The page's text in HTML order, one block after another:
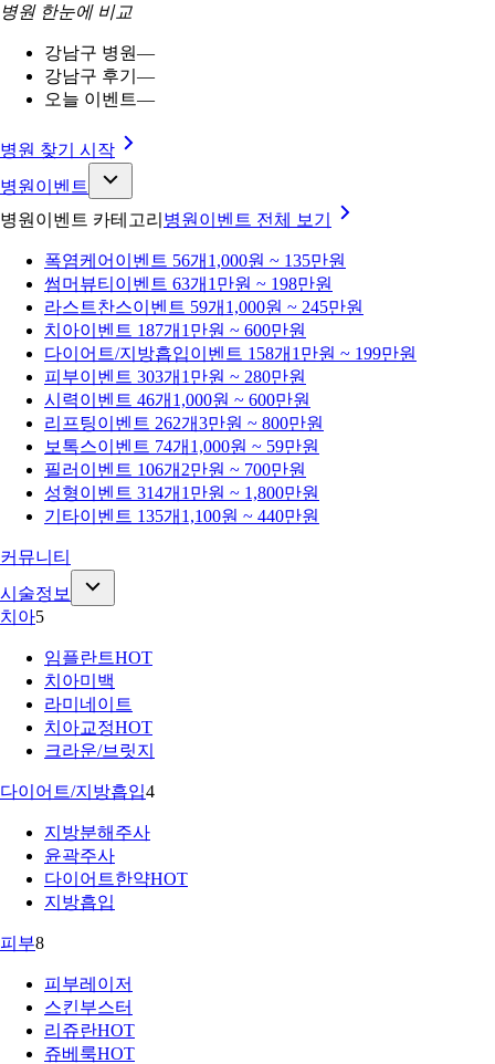
병원 한눈에 비교
강남구 병원—
강남구 후기 —
오늘 이벤트—
병원 찾기 시작
병원이벤트
병원이벤트 카테고리 병원이벤트 전체 보기
폭염케어 이벤트 56개 1,000원 ~ 135만원
썸머뷰티 이벤트 63개 1만원 ~ 198만원
라스트찬스이벤트 59개 1,000원 ~ 245만원
치아이벤트 187개 1만원 ~ 600만원
다이어트/지방흡입이벤트 158개 1만원 ~ 199만원
피부이벤트 303개 1만원 ~ 280만원
시력이벤트 46개 1,000원 ~ 600만원
리프팅이벤트 262개3만원 ~ 800만원
보톡스이벤트 74개 1,000원 ~ 59만원
필러 이벤트 106개 2만원 ~ 700만원
성형이벤트 314개 1만원 ~ 1,800만원
기타이벤트 135개 1,100원 ~ 440만원
커뮤니티
시술정보
치아5
임플란트HOT
치아미백
라미네이트
치아교정HOT
크라운/브릿지
다이어트/지방흡입4
지방분해주사
윤곽주사
다이어트한약HOT
지방흡입
피부8
피부레이저
스킨부스터
리쥬란HOT
쥬베룩HOT